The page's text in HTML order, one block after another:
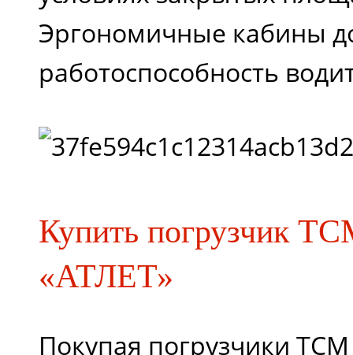
Эргономичные кабины
работоспособность
Купить погрузчик
«АТЛЕТ»
Покупая погрузчики